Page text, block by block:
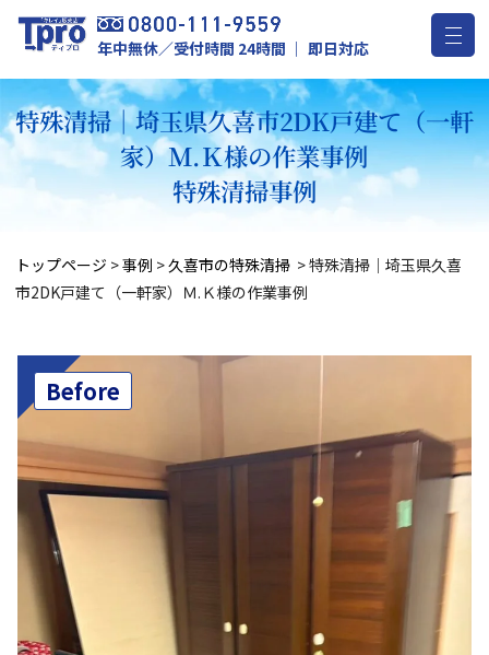
年中無休／受付時間 24時間 ｜ 即日対応
特殊清掃｜埼玉県久喜市2DK戸建て（一軒
家）Ｍ.Ｋ様の作業事例
特殊清掃事例
トップページ >事例 >久喜市の特殊清掃 >特殊清掃｜埼玉県久喜
市2DK戸建て（一軒家）Ｍ.Ｋ様の作業事例
Before